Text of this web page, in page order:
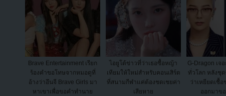
Brave Entertainment เรียก
ร้องคำขอโทษจากหมอดูที่
อ้างว่าอึนจี Brave Girls มา
หาเขาเพื่อขอคำทำนาย
ไอยูโต้ข่าวที่ว่าเธอซื้อหญ้า
เทียมให้ใหม่สำหรับคอนเสิร์ต
ที่สนามกีฬาแค่ต้องชดเชยค่า
เสียหาย
G-Dragon เจ
ทั่วโลก หลังชุ
ว่าเหยียดเชื้
ออกมาข